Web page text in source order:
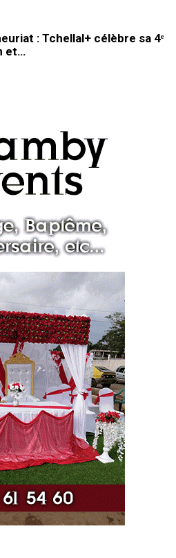
: Tchellal+ célèbre sa 4ᵉ
et…